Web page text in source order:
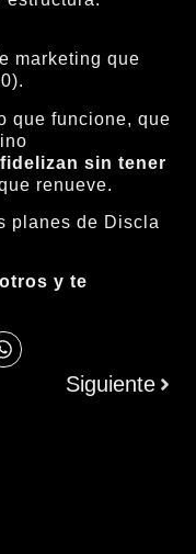
marketing que
que funcione, que
sin tener
renueve.
planes de Discla
y te
Siguiente